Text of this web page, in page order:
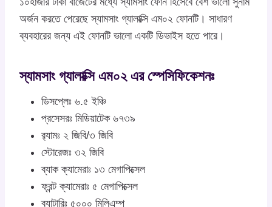
অর্জন করতে পেরেছে স্যামসাং গ্যালাক্সি এম০২ ফোনটি। সাধারণ
ব্যবহারের জন্য এই ফোনটি ভালো একটি ডিভাইস হতে পারে।
স্যামসাং গ্যালাক্সি এম০২ এর স্পেসিফিকেশনঃ
ডিসপ্লেঃ ৬.৫ ইঞ্চি
প্রসেসরঃ মিডিয়াটেক ৬৭৩৯
র‍্যামঃ ২ জিবি/৩ জিবি
স্টোরেজঃ ৩২ জিবি
ব্যাক ক্যামেরাঃ ১৩ মেগাপিক্সেল
ফ্রন্ট ক্যামেরাঃ ৫ মেগাপিক্সেল
ব্যাটারিঃ ৫০০০ মিলিএম্প